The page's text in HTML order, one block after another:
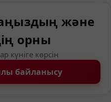
және
орны
күніге көрсін
байланысу